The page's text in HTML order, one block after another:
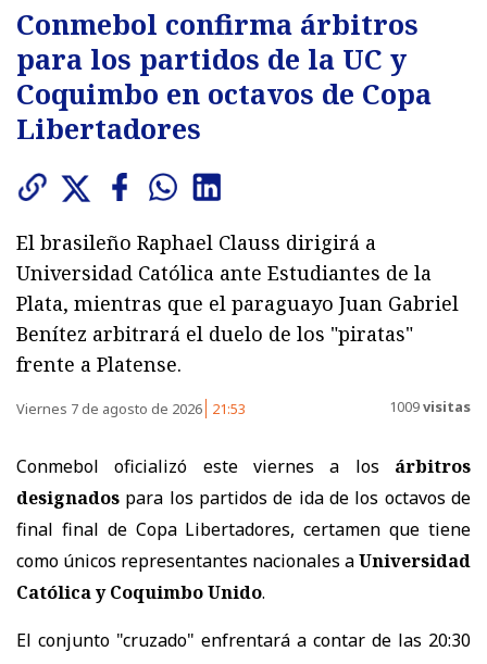
Conmebol confirma árbitros
para los partidos de la UC y
Coquimbo en octavos de Copa
Libertadores
El brasileño Raphael Clauss dirigirá a
Universidad Católica ante Estudiantes de la
Plata, mientras que el paraguayo Juan Gabriel
Benítez arbitrará el duelo de los "piratas"
frente a Platense.
Viernes 7 de agosto de 2026 21:53 1009visitas
Conmebol oficializó este viernes a los árbitros
designados para los partidos de ida de los octavos de
final final de Copa Libertadores, certamen que tiene
como únicos representantes nacionales aUniversidad
Católica y Coquimbo Unido.
El conjunto "cruzado" enfrentará a contar de las 20:30